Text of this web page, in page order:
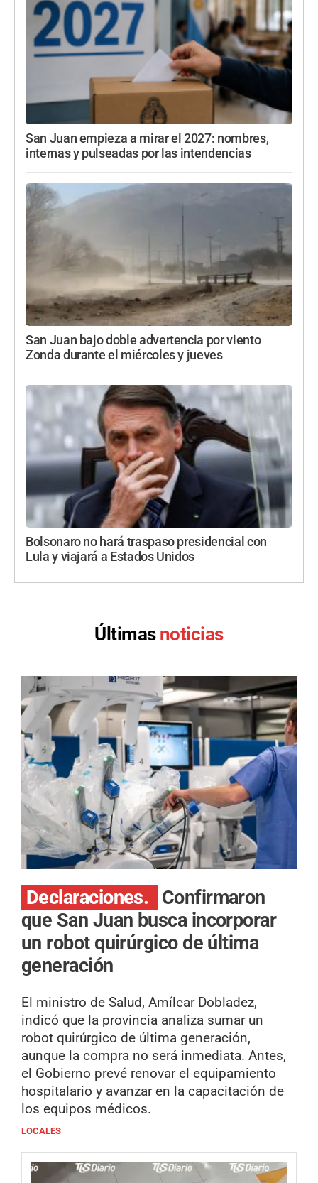
San Juan empieza a mirar el 2027: nombres,
internas y pulseadas por las intendencias
San Juan bajo doble advertencia por viento
Zonda durante el miércoles y jueves
Bolsonaro no hará traspaso presidencial con
Lula y viajará a Estados Unidos
Últimas noticias
Declaraciones.
Confirmaron
que San Juan busca incorporar
un robot quirúrgico de última
generación
El ministro de Salud, Amílcar Dobladez,
indicó que la provincia analiza sumar un
robot quirúrgico de última generación,
aunque la compra no será inmediata. Antes,
el Gobierno prevé renovar el equipamiento
hospitalario y avanzar en la capacitación de
los equipos médicos.
LOCALES